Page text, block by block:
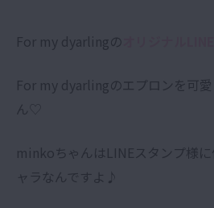
For my dyarlingの
For my dyarlingのエプロンを可
ん♡
minkoちゃんはLINEスタンプ様
ャラなんですよ♪